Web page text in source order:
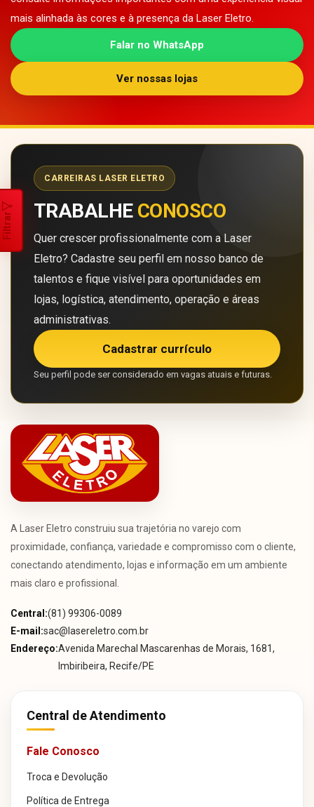
Filtrar
mais alinhada às cores e à presença da Laser Eletro.
Falar no WhatsApp
Ver nossas lojas
CARREIRAS LASER ELETRO
TRABALHE CONOSCO
Quer crescer profissionalmente com a Laser
Eletro? Cadastre seu perfil em nosso banco de
talentos e fique visível para oportunidades em
lojas, logística, atendimento, operação e áreas
administrativas.
Cadastrar currículo
Seu perfil pode ser considerado em vagas atuais e futuras.
A Laser Eletro construiu sua trajetória no varejo com
proximidade, confiança, variedade e compromisso com o cliente,
conectando atendimento, lojas e informação em um ambiente
mais claro e profissional.
Central:(81) 99306-0089
E-mail:sac@lasereletro.com.br
Endereço:Avenida Marechal Mascarenhas de Morais, 1681,
Imbiribeira, Recife/PE
Central de Atendimento
Fale Conosco
Troca e Devolução
Política de Entrega